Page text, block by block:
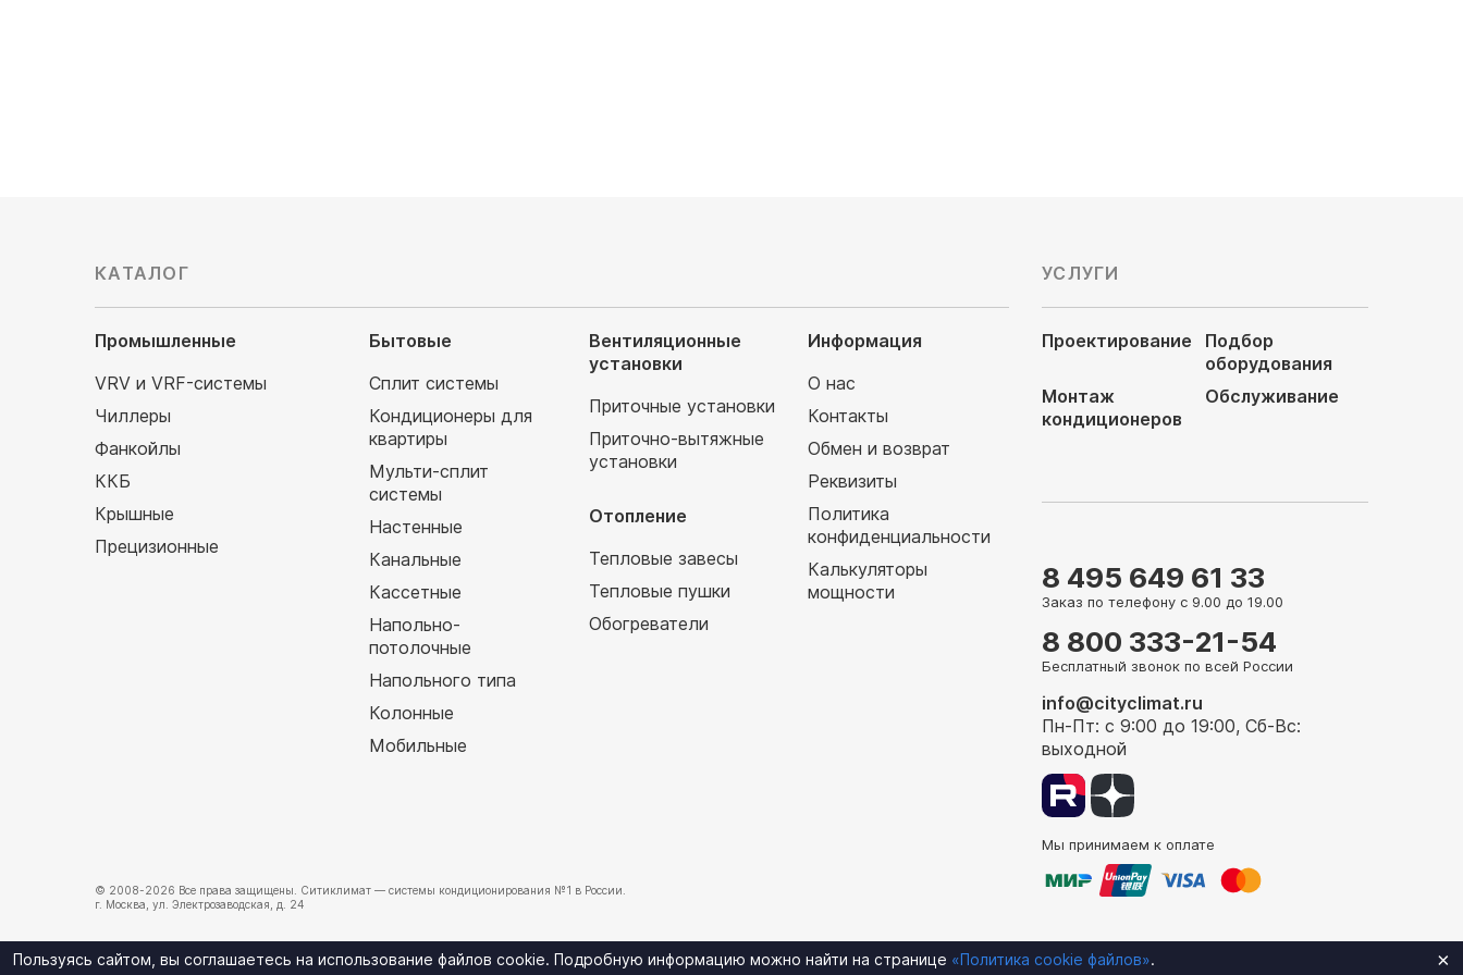
КАТАЛОГ
Промышленные
VRV и VRF-системы
Чиллеры
Фанкойлы
ККБ
Крышные
Прецизионные
Бытовые
Сплит системы
Кондиционеры для
квартиры
Мульти-сплит
системы
Настенные
Канальные
Кассетные
Напольно-
потолочные
Напольного типа
Колонные
Мобильные
Вентиляционные
установки
Приточные установки
Приточно-вытяжные
установки
Отопление
Тепловые завесы
Тепловые пушки
Обогреватели
Информация
О нас
Контакты
Обмен и возврат
Реквизиты
Политика
конфиденциальности
Калькуляторы
мощности
© 2008-2026 Все права защищены. Ситиклимат — системы кондиционирования №1 в России.
г. Москва, ул. Электрозаводская, д. 24
УСЛУГИ
Проектирование
Подбор
оборудования
Монтаж
кондиционеров
Обслуживание
8 495 649 61 33
Заказ по телефону с 9.00 до 19.00
8 800 333-21-54
Бесплатный звонок по всей России
info@cityclimat.ru
Пн-Пт: с 9:00 до 19:00, Сб-Вс:
выходной
Мы принимаем к оплате
×
Пользуясь сайтом, вы соглашаетесь на использование файлов cookie. Подробную информацию можно найти на странице «Политика cookie файлов».